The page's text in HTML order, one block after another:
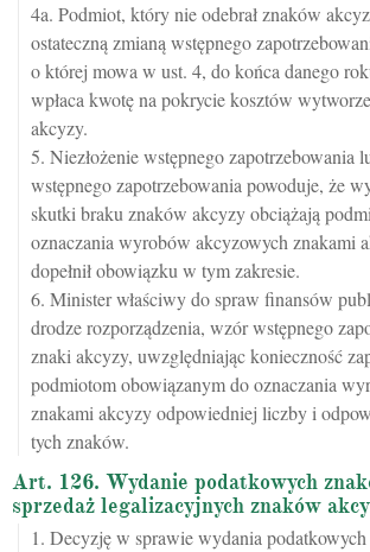
4a. Podmiot, który nie odebrał znaków
ostateczną zmianą wstępnego
o której mowa w ust. 4, do końca danego
wpłaca kwotę na pokrycie kosztów
akcyzy.
5. Niezłożenie wstępnego zapotrzebowania
wstępnego zapotrzebowania powoduje, że
skutki braku znaków akcyzy obciążają
oznaczania wyrobów akcyzowych znakami
dopełnił obowiązku w tym zakresie.
6. Minister właściwy do spraw finansów
drodze rozporządzenia, wzór wstępnego
znaki akcyzy, uwzględniając konieczność
podmiotom obowiązanym do oznaczania
znakami akcyzy odpowiedniej liczby i
tych znaków.
Art. 126. Wydanie podatkowych
sprzedaż legalizacyjnych znaków
1. Decyzję w sprawie wydania